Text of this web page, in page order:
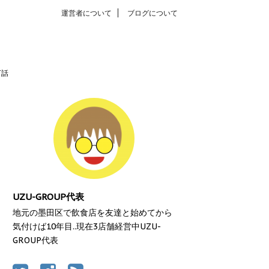
運営者について ブログについて
UZU-GROUP代表
地元の墨田区で飲食店を友達と始めてから
気付けば10年目..現在3店舗経営中UZU-
GROUP代表